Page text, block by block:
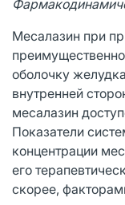
Месалазин при
оболочку
внутренней
месалазин
Показатели
концентрации
его
скорее,